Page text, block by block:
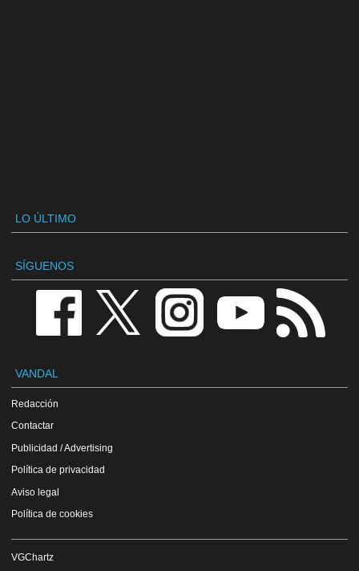
LO ÚLTIMO
SÍGUENOS
VANDAL
Redacción
Contactar
Publicidad / Advertising
Política de privacidad
Aviso legal
Política de cookies
VGChartz